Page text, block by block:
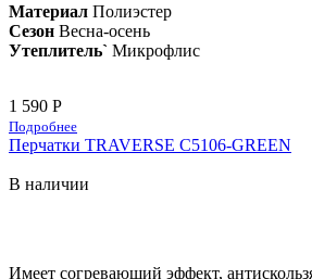
Материал Полиэстер
Сезон Весна-осень
Утеплитель` Микрофлис
1 590 Р
Подробнее
Перчатки TRAVERSE C5106-GREEN
В наличии
Имеет согревающий эффект,